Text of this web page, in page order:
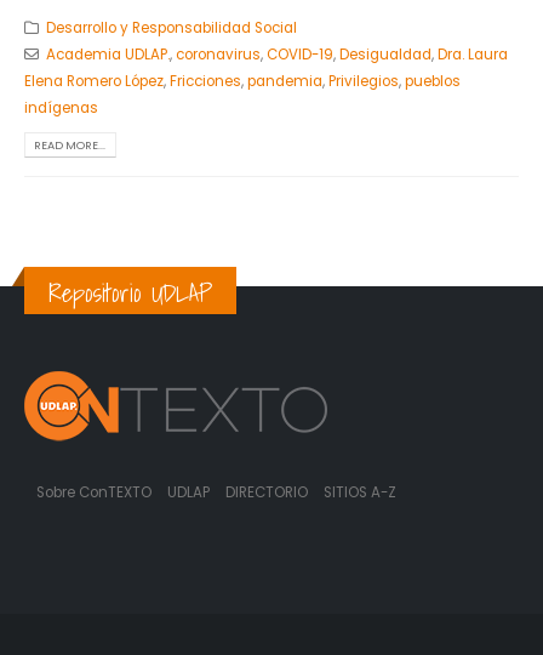
Desarrollo y Responsabilidad Social
Academia UDLAP.,coronavirus,COVID-19,Desigualdad,Dra. Laura
Elena Romero López,Fricciones,pandemia,Privilegios,pueblos
indígenas
READ MORE...
Repositorio UDLAP
Sobre ConTEXTO UDLAP DIRECTORIO SITIOS A-Z